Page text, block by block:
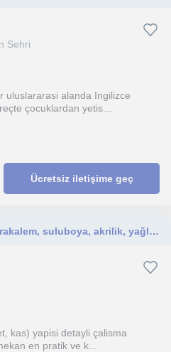
Sehri
uluslararasi alanda Ingilizce
çocuklardan yetis...
Ücretsiz iletişime geç
Ressam Necmettin BAL / Karakalem, suluboya, akrilik, yağlı boya, çizim teknikleri Özel Resim dersi
kas) yapisi detayli çalisma
en pratik ve k...